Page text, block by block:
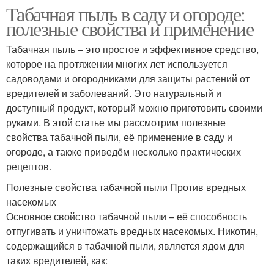
Табачная пыль в саду и огороде:
полезные свойства и применение
Табачная пыль – это простое и эффективное средство,
которое на протяжении многих лет используется
садоводами и огородниками для защиты растений от
вредителей и заболеваний. Это натуральный и
доступный продукт, который можно приготовить своими
руками. В этой статье мы рассмотрим полезные
свойства табачной пыли, её применение в саду и
огороде, а также приведём несколько практических
рецептов.
Полезные свойства табачной пыли Против вредных
насекомых
Основное свойство табачной пыли – её способность
отпугивать и уничтожать вредных насекомых. Никотин,
содержащийся в табачной пыли, является ядом для
таких вредителей, как: